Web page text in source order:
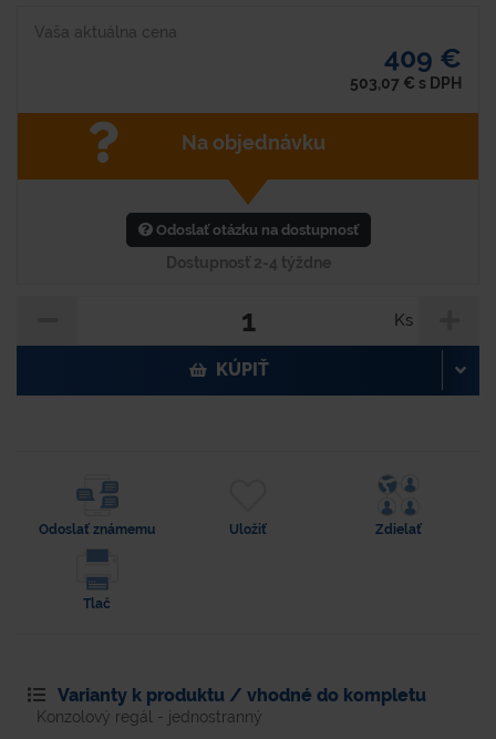
Vaša aktuálna cena
409 €
503,07 € s DPH
Na objednávku
Odoslať otázku na dostupnosť
Dostupnosť 2-4 týždne
Ks
KÚPIŤ
Odoslať známemu Uložiť Zdielať
Tlač
Varianty k produktu / vhodné do kompletu
Konzolový regál - jednostranný